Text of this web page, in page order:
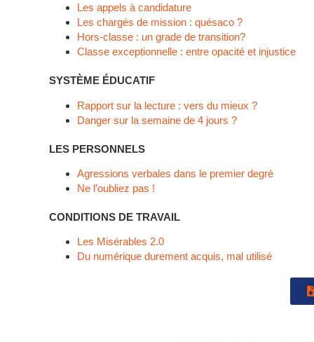
Les appels à candidature
Les chargés de mission : quésaco ?
Hors-classe : un grade de transition?
Classe exceptionnelle : entre opacité et injustice
SYSTÈME ÉDUCATIF
Rapport sur la lecture : vers du mieux ?
Danger sur la semaine de 4 jours ?
LES PERSONNELS
Agressions verbales dans le premier degré
Ne l’oubliez pas !
CONDITIONS DE TRAVAIL
Les Misérables 2.0
Du numérique durement acquis, mal utilisé